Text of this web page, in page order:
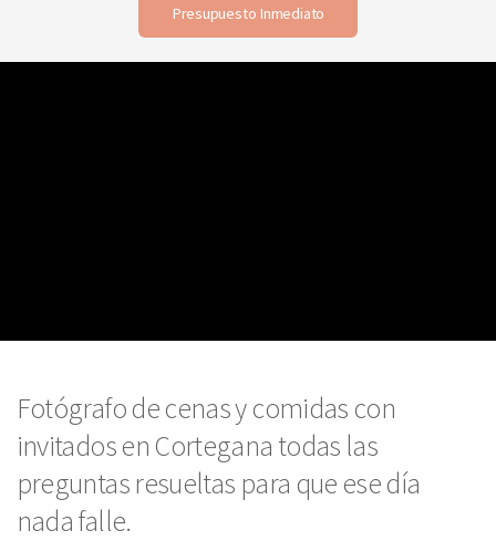
Presupuesto Inmediato
Fotógrafo de cenas y comidas con
invitados en Cortegana todas las
preguntas resueltas para que ese día
nada falle.